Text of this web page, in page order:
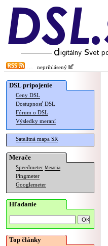
neprihlásený
DSL pripojenie
Ceny DSL
Dostupnosť DSL
Fórum o DSL
Výsledky meraní
Satelitná mapa SR
Merače
Speedmeter Merania
Pingmeter
Googlemeter
Hľadanie
Top články